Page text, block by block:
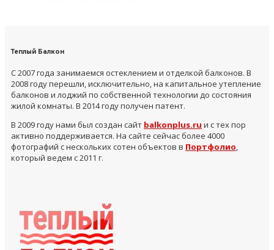
Теплый Балкон
С 2007 года занимаемся остеклением и отделкой балконов. В
2008 году перешли, исключительно, на капитальное утепление
балконов и лоджий по собственной технологии до состояния
жилой комнаты. В 2014 году получен патент.
В 2009 году нами был создан сайт balkonplus.ru и с тех пор
активно поддерживается. На сайте сейчас более 4000
фотографий с нескольких сотен объектов в Портфолио,
который ведем с 2011 г.